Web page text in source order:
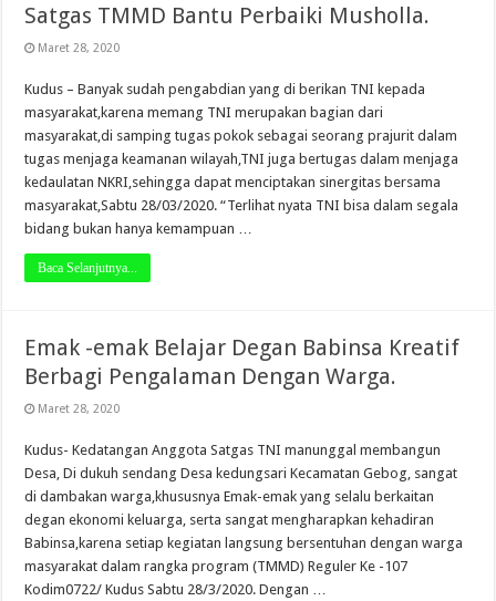
Satgas TMMD Bantu Perbaiki Musholla.
Maret 28, 2020
Kudus – Banyak sudah pengabdian yang di berikan TNI kepada
masyarakat,karena memang TNI merupakan bagian dari
masyarakat,di samping tugas pokok sebagai seorang prajurit dalam
tugas menjaga keamanan wilayah,TNI juga bertugas dalam menjaga
kedaulatan NKRI,sehingga dapat menciptakan sinergitas bersama
masyarakat,Sabtu 28/03/2020. “Terlihat nyata TNI bisa dalam segala
bidang bukan hanya kemampuan …
Baca Selanjutnya...
Emak -emak Belajar Degan Babinsa Kreatif
Berbagi Pengalaman Dengan Warga.
Maret 28, 2020
Kudus- Kedatangan Anggota Satgas TNI manunggal membangun
Desa, Di dukuh sendang Desa kedungsari Kecamatan Gebog, sangat
di dambakan warga,khususnya Emak-emak yang selalu berkaitan
degan ekonomi keluarga, serta sangat mengharapkan kehadiran
Babinsa,karena setiap kegiatan langsung bersentuhan dengan warga
masyarakat dalam rangka program (TMMD) Reguler Ke -107
Kodim0722/ Kudus Sabtu 28/3/2020. Dengan …